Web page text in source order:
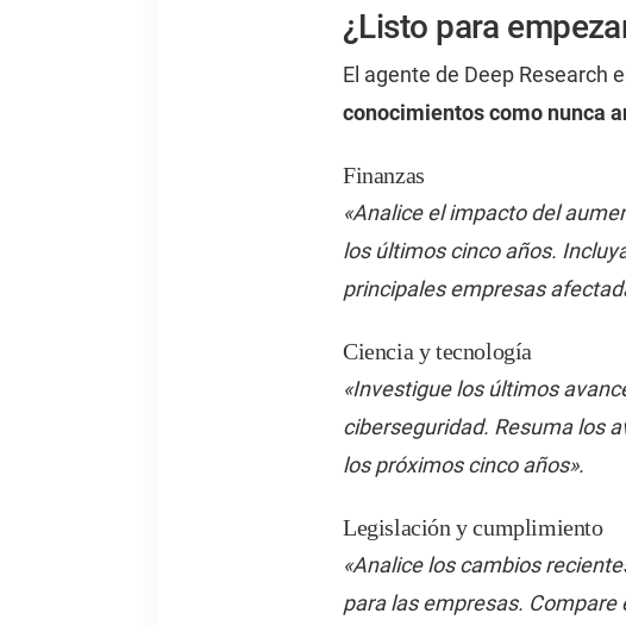
¿Listo para
El agente de Deep Research
conocimientos como nunca
Finanzas
«Analice el impacto del
los últimos cinco años.
principales empresas
Ciencia y tecnología
«Investigue los últimos
ciberseguridad. Resuma los
los próximos cinco años».
Legislación y cumplimiento
«Analice los cambios
para las empresas. Compare